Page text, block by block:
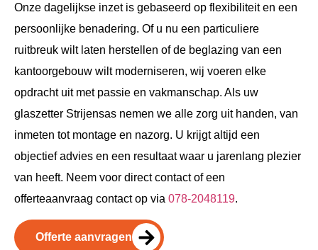
Onze dagelijkse inzet is gebaseerd op flexibiliteit en een
persoonlijke benadering. Of u nu een particuliere
ruitbreuk wilt laten herstellen of de beglazing van een
kantoorgebouw wilt moderniseren, wij voeren elke
opdracht uit met passie en vakmanschap. Als uw
glaszetter Strijensas nemen we alle zorg uit handen, van
inmeten tot montage en nazorg. U krijgt altijd een
objectief advies en een resultaat waar u jarenlang plezier
van heeft. Neem voor direct contact of een
offerteaanvraag contact op via 078-2048119.
Offerte aanvragen